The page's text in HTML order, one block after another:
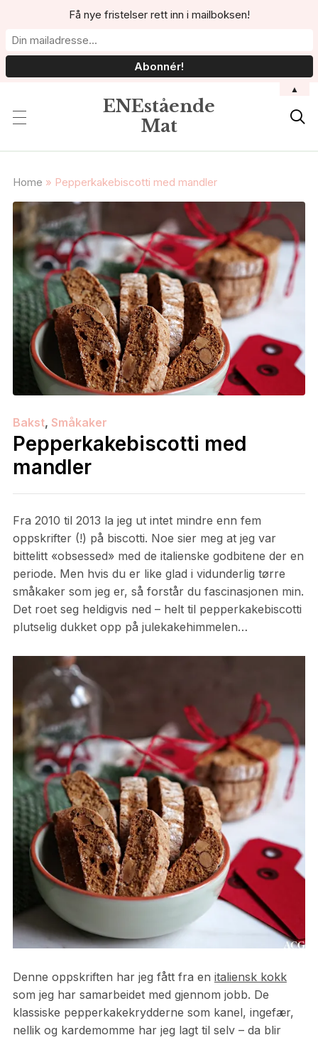
ENEstående
Mat

Home » Pepperkakebiscotti med mandler
Bakst, Småkaker
Pepperkakebiscotti med
mandler
Fra 2010 til 2013 la jeg ut intet mindre enn fem
oppskrifter (!) på biscotti. Noe sier meg at jeg var
bittelitt «obsessed» med de italienske godbitene der en
periode. Men hvis du er like glad i vidunderlig tørre
småkaker som jeg er, så forstår du fascinasjonen min.
Det roet seg heldigvis ned – helt til pepperkakebiscotti
plutselig dukket opp på julekakehimmelen…
Denne oppskriften har jeg fått fra en italiensk kokk
som jeg har samarbeidet med gjennom jobb. De
klassiske pepperkakekrydderne som kanel, ingefær,
nellik og kardemomme har jeg lagt til selv – da blir
Få nye fristelser rett inn i mailboksen!
▲